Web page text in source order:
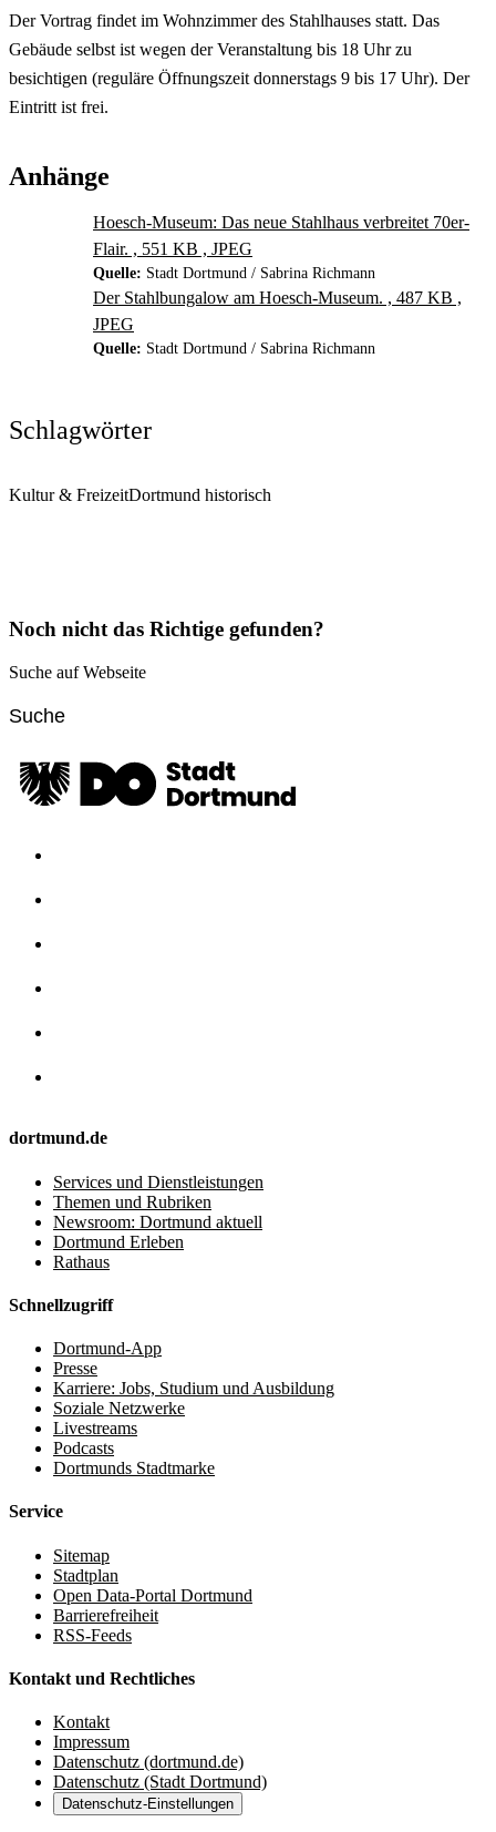
Der Vortrag findet im Wohnzimmer des Stahlhauses statt. Das
Gebäude selbst ist wegen der Veranstaltung bis 18 Uhr zu
besichtigen (reguläre Öffnungszeit donnerstags 9 bis 17 Uhr). Der
Eintritt ist frei.
Anhänge
Hoesch-Museum: Das neue Stahlhaus verbreitet 70er-
Flair. , 551 KB , JPEG
Quelle: Stadt Dortmund / Sabrina Richmann
Der Stahlbungalow am Hoesch-Museum. , 487 KB ,
JPEG
Quelle: Stadt Dortmund / Sabrina Richmann
Schlagwörter
Kultur & FreizeitDortmund historisch
Noch nicht das Richtige gefunden?
Suche auf Webseite
dortmund.de
Services und Dienstleistungen
Themen und Rubriken
Newsroom: Dortmund aktuell
Dortmund Erleben
Rathaus
Schnellzugriff
Dortmund-App
Presse
Karriere: Jobs, Studium und Ausbildung
Soziale Netzwerke
Livestreams
Podcasts
Dortmunds Stadtmarke
Service
Sitemap
Stadtplan
Open Data-Portal Dortmund
Barrierefreiheit
RSS-Feeds
Kontakt und Rechtliches
Kontakt
Impressum
Datenschutz (dortmund.de)
Datenschutz (Stadt Dortmund)
Datenschutz-Einstellungen